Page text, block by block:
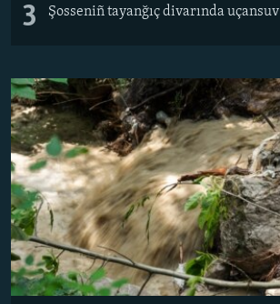
3 Şosseniñ tayanğıç divarında uçansuv